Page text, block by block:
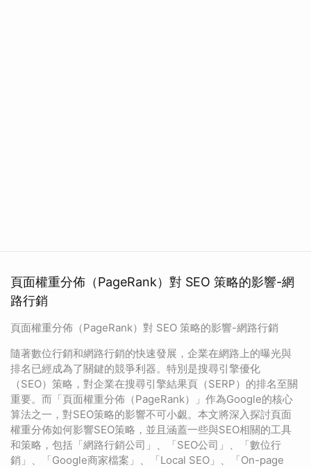
頁面權重分佈（PageRank）對 SEO 策略的影響-網
路行銷
頁面權重分佈（PageRank）對 SEO 策略的影響-網路行銷
隨著數位行銷和網路行銷的快速發展，企業在網路上的曝光與
排名已經成為了關鍵的競爭利器。特別是搜尋引擎優化
（SEO）策略，對企業在搜尋引擎結果頁（SERP）的排名至關
重要。而「頁面權重分佈（PageRank）」作為Google的核心
算法之一，對SEO策略的影響不可小覷。本文將深入探討頁面
權重分佈如何影響SEO策略，並且涵蓋一些與SEO相關的工具
和策略，包括「網路行銷公司」、「SEO公司」、「數位行
銷」、「Google商家檔案」、「Local SEO」、「On-page